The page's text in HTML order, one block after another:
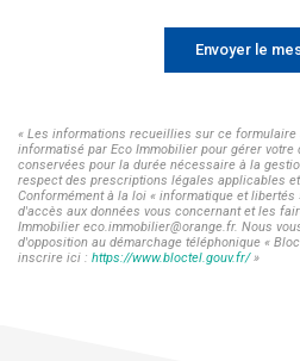
Envoyer le
« Les informations recueillies sur ce
informatisé par Eco Immobilier pour gérer votre
conservées pour la durée nécessaire à la
respect des prescriptions légales applicables
Conformément à la loi « informatique et libertés
d'accès aux données vous concernant et les
Immobilier eco.immobilier@orange.fr. Nous
d'opposition au démarchage téléphonique «
inscrire ici : https://www.bloctel.gouv.fr/»